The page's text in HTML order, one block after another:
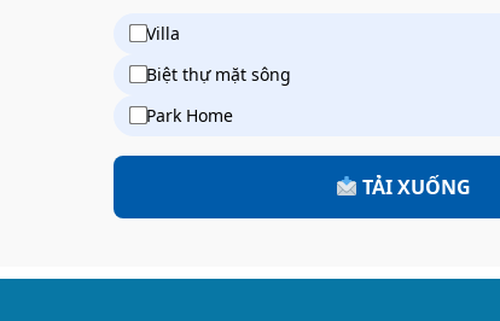
Villa
Biệt thự mặt sông
Park Home
TẢI XUỐNG